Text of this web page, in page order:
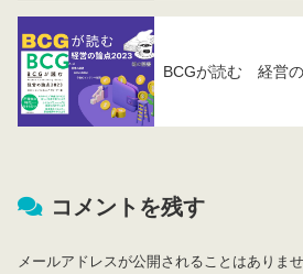
BCGが読む 経営
コメントを残す
メールアドレスが公開されることはありませ